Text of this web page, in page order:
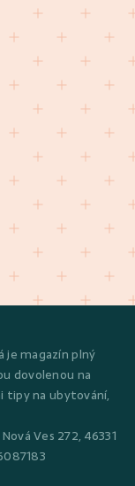
je magazín plný
dovolenou na
tipy na ubytování,
Ves 272, 46331